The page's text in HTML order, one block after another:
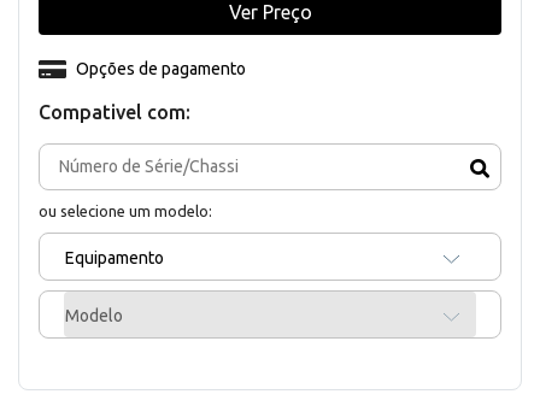
Compativel com:
ou selecione um modelo:
Equipamento
Modelo
Opções de pagamento
Ver Preço